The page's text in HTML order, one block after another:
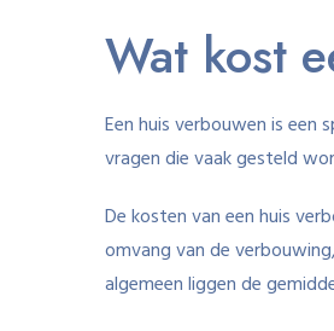
Wat kost
Een huis verbouwen is een
vragen die vaak gesteld
De kosten van een huis
omvang van de
algemeen liggen de